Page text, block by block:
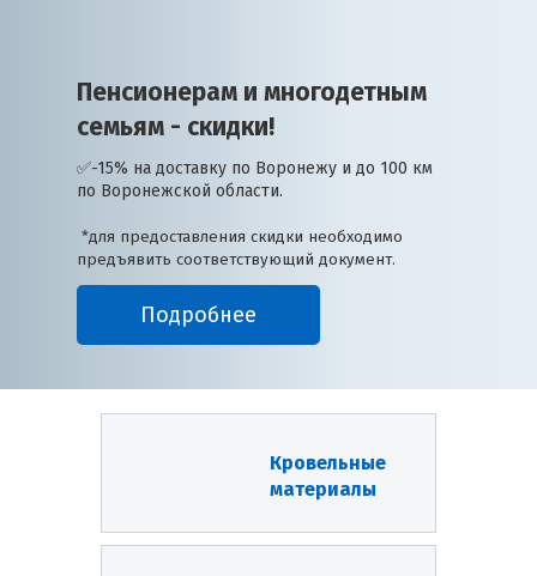
Пенсионерам и многодетным
семьям - скидки!
✅-15% на доставку по Воронежу и до 100 км
по Воронежской области.
*для предоставления скидки необходимо
предъявить соответствующий документ.
Подробнее
Кровельные
материалы